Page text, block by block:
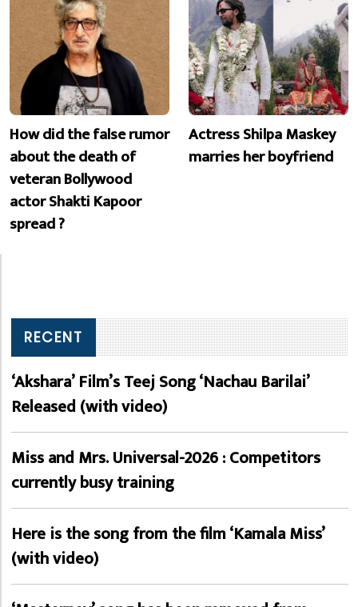
How did the false rumor
about the death of
veteran Bollywood
actor Shakti Kapoor
spread ?
Actress Shilpa Maskey
marries her boyfriend
RECENT
‘Akshara’ Film’s Teej Song ‘Nachau Barilai’
Released (with video)
Miss and Mrs. Universal-2026 : Competitors
currently busy training
Here is the song from the film ‘Kamala Miss’
(with video)